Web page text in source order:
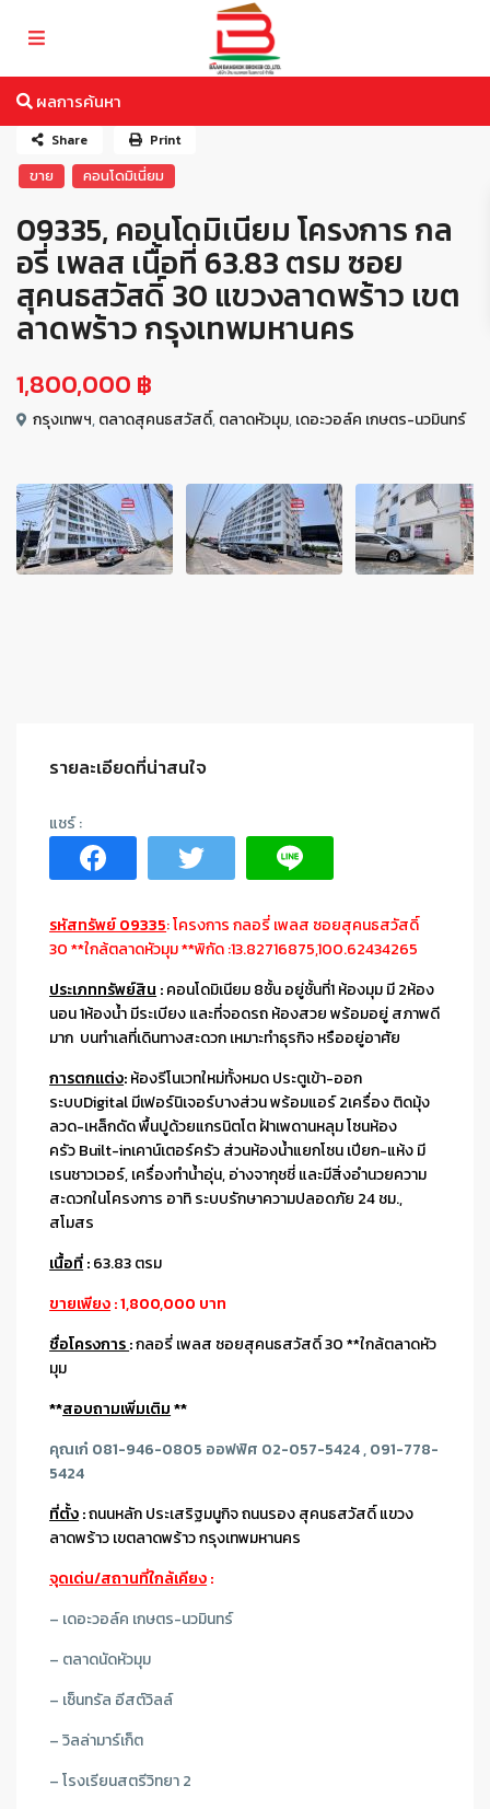
ผลการค้นหา
ขาย คอนโดมิเนี่ยม
09335, คอนโดมิเนียม โครงการ กล
อรี่ เพลส เนื้อที่ 63.83 ตรม ซอย
สุคนธสวัสดิ์ 30 แขวงลาดพร้าว เขต
ลาดพร้าว กรุงเทพมหานคร
1,800,000 ฿
กรุงเทพฯ,ตลาดสุคนธสวัสดิ์,ตลาดหัวมุม,เดอะวอล์ค เกษตร-นวมินทร์
Share Print
รายละเอียดที่น่าสนใจ
รหัสทรัพย์ 09335: โครงการ กลอรี่ เพลส ซอยสุคนธสวัสดิ์
30 **ใกล้ตลาดหัวมุม **พิกัด :13.82716875,100.62434265
ประเภททรัพย์สิน :คอนโดมิเนียม 8ชั้น อยู่ชั้นที่1 ห้องมุม มี 2ห้อง
นอน 1ห้องน้ำ มีระเบียง และที่จอดรถ ห้องสวย พร้อมอยู่ สภาพดี
มาก บนทำเลที่เดินทางสะดวก เหมาะทำธุรกิจ หรืออยู่อาศัย
การตกแต่ง:ห้องรีโนเวทใหม่ทั้งหมด ประตูเข้า-ออก
ระบบDigital มีเฟอร์นิเจอร์บางส่วน พร้อมแอร์ 2เครื่อง ติดมุ้ง
ลวด-เหล็กดัด พื้นปูด้วยแกรนิตโต ฝ้าเพดานหลุม โซนห้อง
ครัว Built-inเคาน์เตอร์ครัว ส่วนห้องน้ำแยกโซน เปียก-แห้ง มี
เรนชาวเวอร์, เครื่องทำน้ำอุ่น, อ่างจากุชชี่ และมีสิ่งอํานวยความ
สะดวกในโครงการ อาทิ ระบบรักษาความปลอดภัย 24 ชม.,
สโมสร
เนื้อที่:63.83 ตรม
ขายเพียง: 1,800,000 บาท
ชื่อโครงการ:กลอรี่ เพลส ซอยสุคนธสวัสดิ์ 30 **ใกล้ตลาดหัว
มุม
**สอบถามเพิ่มเติม**
คุณเก๋ 081-946-0805 ออฟฟิศ 02-057-5424 , 091-778-
5424
ที่ตั้ง:ถนนหลัก ประเสริฐมนูกิจ ถนนรอง สุคนธสวัสดิ์ แขวง
ลาดพร้าว เขตลาดพร้าว กรุงเทพมหานคร
จุดเด่น/สถานที่ใกล้เคียง:
– เดอะวอล์ค เกษตร-นวมินทร์
– ตลาดนัดหัวมุม
– เซ็นทรัล อีสต์วิลล์
– วิลล่ามาร์เก็ต
– โรงเรียนสตรีวิทยา 2